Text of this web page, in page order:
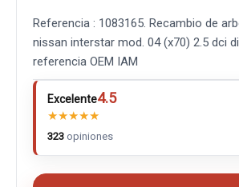
Referencia : 1083165. Recambio de
nissan interstar mod. 04 (x70) 2.5 dci
referencia OEM IAM
Excelente4.5
★★★★★
323 opiniones